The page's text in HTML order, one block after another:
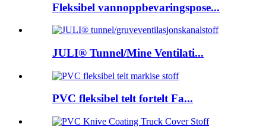
Fleksibel vannoppbevaringspose...
JULI® Tunnel/Mine Ventilati...
PVC fleksibel telt fortelt Fa...